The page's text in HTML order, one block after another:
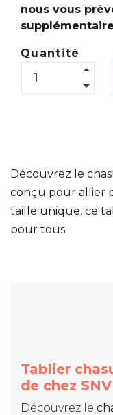
nous vous
Quantité
Découvrez le
conçu pour allier
taille unique, ce
pour tous.
Tablier
de chez SNV
Découvrez le